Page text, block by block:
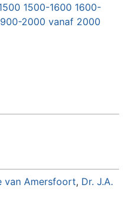
1500-1600 1600-
2000 vanaf 2000
van Amersfoort, Dr. J.A.